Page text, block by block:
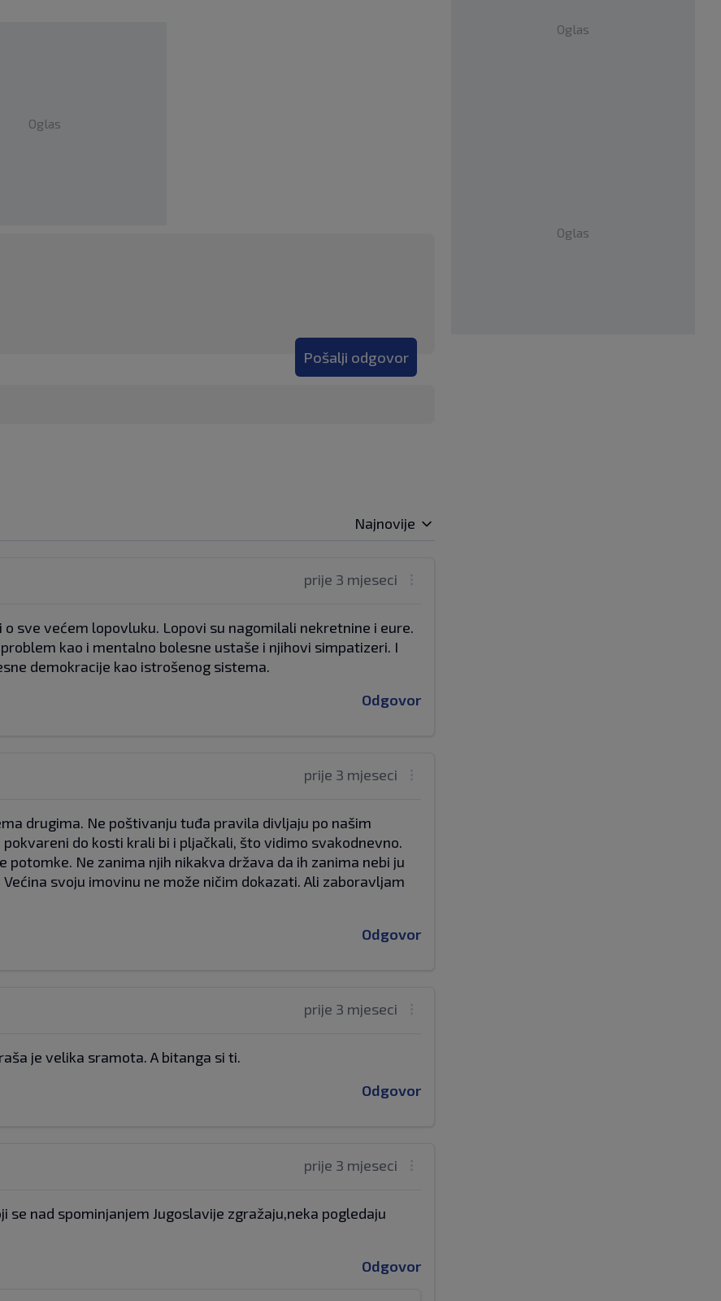
Oglas
Pošalji odgovor
Najnovije
prije 3 mjeseci
sve većem lopovluku. Lopovi su nagomilali nekretnine i eure.
kao i mentalno bolesne ustaše i njihovi simpatizeri. I
demokracije kao istrošenog sistema.
Odgovor
prije 3 mjeseci
drugima. Ne poštivanju tuđa pravila divljaju po našim
do kosti krali bi i pljačkali, što vidimo svakodnevno.
Ne zanima njih nikakva država da ih zanima nebi ju
svoju imovinu ne može ničim dokazati. Ali zaboravljam
Odgovor
prije 3 mjeseci
je velika sramota. A bitanga si ti.
Odgovor
prije 3 mjeseci
se nad spominjanjem Jugoslavije zgražaju,neka pogledaju
Odgovor
Oglas
Oglas